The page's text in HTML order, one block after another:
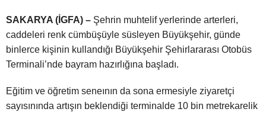
SAKARYA (İGFA) – Şehrin muhtelif yerlerinde arterleri,
caddeleri renk cümbüşüyle süsleyen Büyükşehir, günde
binlerce kişinin kullandığı Büyükşehir Şehirlararası Otobüs
Terminali’nde bayram hazırlığına başladı.
Eğitim ve öğretim seneının da sona ermesiyle ziyaretçi
sayısınında artışın beklendiği terminalde 10 bin metrekarelik